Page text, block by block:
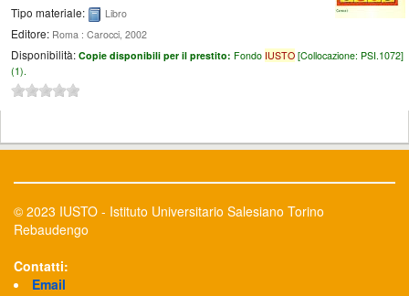
Tipo materiale: Libro
Editore: Roma : Carocci, 2002
Disponibilità:Copie disponibili per il prestito: Fondo IUSTO [Collocazione: PSI.1072]
(1).
© 2023 IUSTO - Istituto Universitario Salesiano Torino
Rebaudengo
Contatti:
Email